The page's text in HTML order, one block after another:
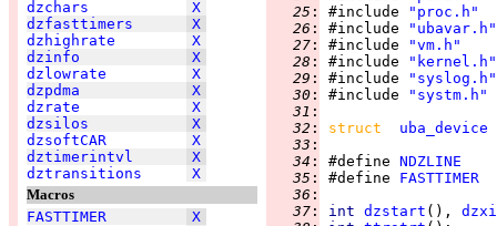
dzchars
X
dzfasttimers
X
dzhighrate
X
dzinfo
X
dzlowrate
X
dzpdma
X
dzrate
X
dzsilos
X
dzsoftCAR
X
dztimerintvl
X
dztransitions
X
Macros
FASTTIMER
X
  25
: #include
"proc.h"
  26
: #include
"ubavar.h"
  27
: #include
"vm.h"
  28
: #include
"kernel.h"
  29
: #include
"syslog.h"
  30
: #include
"systm.h"
  31
:
  32
: struct uba_device
  33
:
  34
: #define NDZLINE
  35
: #define FASTTIMER
  36
:
  37
: int dzstart (),